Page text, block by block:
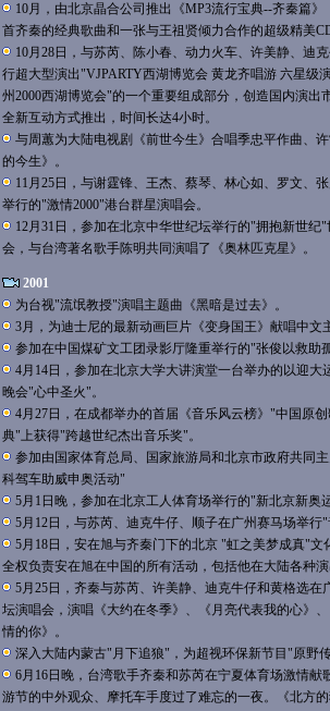
10月，由北京晶合公司推出《MP3流行宝典--齐秦篇
首齐秦的经典歌曲和一张与王祖贤倾力合作的超级精美
10月28日，与苏芮、陈小春、动力火车、许美静、迪
行超大型演出"VJPARTY西湖博览会 黄龙齐唱游 六星级
州2000西湖博览会"的一个重要组成部分，创造国内演出
全新互动方式推出，时间长达4小时。
与周蕙为大陆电视剧《前世今生》合唱季忠平作曲、
的今生》。
11月25日，与谢霆锋、王杰、蔡琴、林心如、罗文、
举行的"激情2000"港台群星演唱会。
12月31日，参加在北京中华世纪坛举行的"拥抱新世纪
会，与台湾著名歌手陈明共同演唱了《奥林匹克星》。
2001
为台视"流氓教授"演唱主题曲《黑暗是过去》。
3月，为迪士尼的最新动画巨片《变身国王》献唱中文
参加在中国煤矿文工团录影厅隆重举行的"张俊以救助
4月14日，参加在北京大学大讲演堂一台举办的以迎大
晚会"心中圣火"。
4月27日，在成都举办的首届《音乐风云榜》"中国原
典"上获得"跨越世纪杰出音乐奖"。
参加由国家体育总局、国家旅游局和北京市政府共同
科驾车助威申奥活动"
5月1日晚，参加在北京工人体育场举行的"新北京新奥
5月12日，与苏芮、迪克牛仔、顺子在广州赛马场举行
5月18日，安在旭与齐秦门下的北京 "虹之美梦成真"
全权负责安在旭在中国的所有活动，包括他在大陆各种
5月25日，齐秦与苏芮、许美静、迪克牛仔和黄格选
坛演唱会，演唱《大约在冬季》、《月亮代表我的心》
情的你》。
深入大陆内蒙古"月下追狼"，为超视环保新节目"原野
6月16日晚，台湾歌手齐秦和苏芮在宁夏体育场激情献
游节的中外观众、摩托车手度过了难忘的一夜。《北方